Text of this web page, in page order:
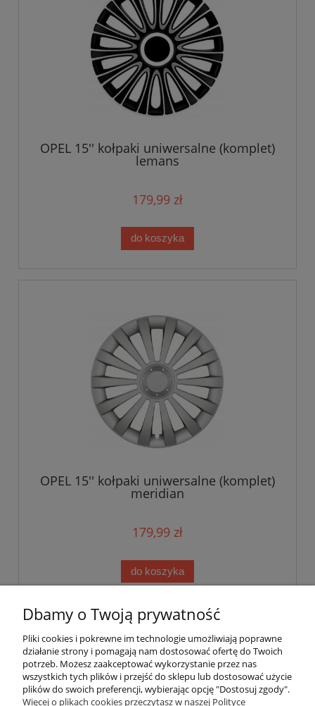
OPEL 15'' kołpaki uniwersalne (komplet)
lemans
179,99 zł
do koszyka
OPEL 15'' kołpaki uniwersalne (komplet)
meridian
179,99 zł
do koszyka
« 1 2 3 4 »
Pomoc
Dbamy o Twoją prywatność
Pliki cookies i pokrewne im technologie umożliwiają poprawne
działanie strony i pomagają nam dostosować ofertę do Twoich
potrzeb. Możesz zaakceptować wykorzystanie przez nas
wszystkich tych plików i przejść do sklepu lub dostosować użycie
plików do swoich preferencji, wybierając opcję "Dostosuj zgody".
Więcej o plikach cookies przeczytasz w naszej Polityce